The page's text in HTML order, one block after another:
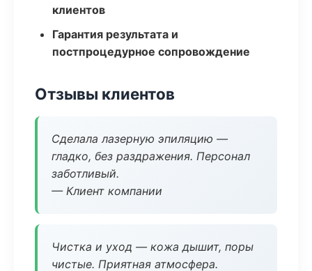
клиентов
Гарантия результата и
постпроцедурное сопровождение
Отзывы клиентов
Сделала лазерную эпиляцию —
гладко, без раздражения. Персонал
заботливый.
— Клиент компании
Чистка и уход — кожа дышит, поры
чистые. Приятная атмосфера.